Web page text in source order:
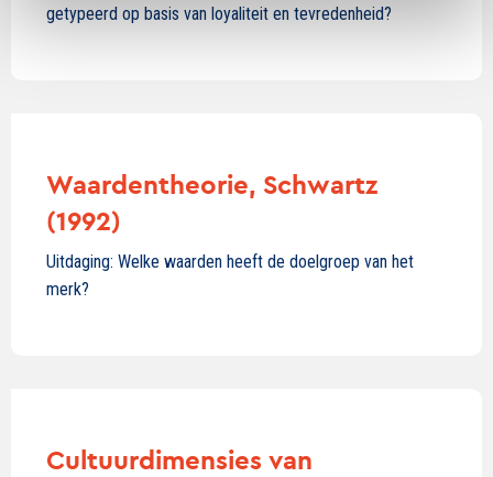
getypeerd op basis van loyaliteit en tevredenheid?
Waardentheorie, Schwartz
(1992)
Uitdaging: Welke waarden heeft de doelgroep van het
merk?
Cultuurdimensies van